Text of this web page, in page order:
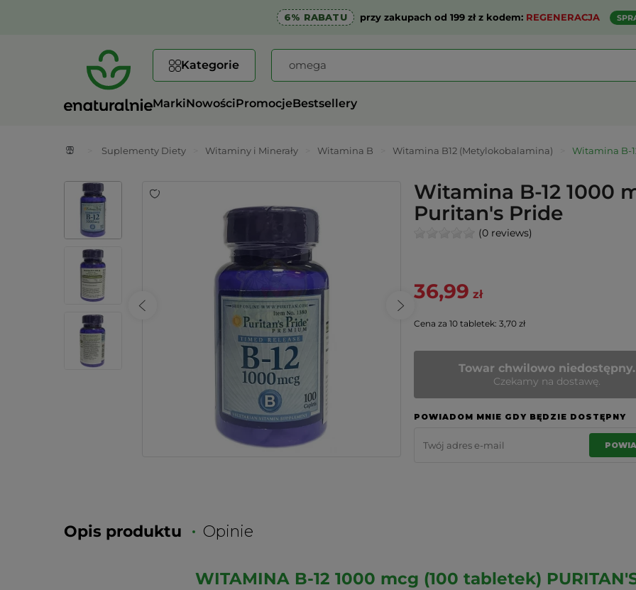
6% RABATU przy zakupach od 199 zł z kodem: REGENERACJA
Kategorie
MarkiNowościPromocjeBestsellery
Suplementy Diety Witaminy i Minerały Witamina B Witamina B12 (Metylokobalamina) Witamina B-
Witamina B-12 1000
Puritan's Pride
(0 reviews)
36,99 zł
Cena za 10 tabletek: 3,70 zł
Towar chwilowo niedostępny.
Czekamy na dostawę.
POWIADOM MNIE GDY BĘDZIE DOSTĘPNY
Opis produktu Opinie
WITAMINA B-12 1000 mcg (100 tabletek)